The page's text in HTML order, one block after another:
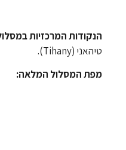
הנקודות המרכזיות
טיהאני (Tihany).
מפת המסלול המלאה: